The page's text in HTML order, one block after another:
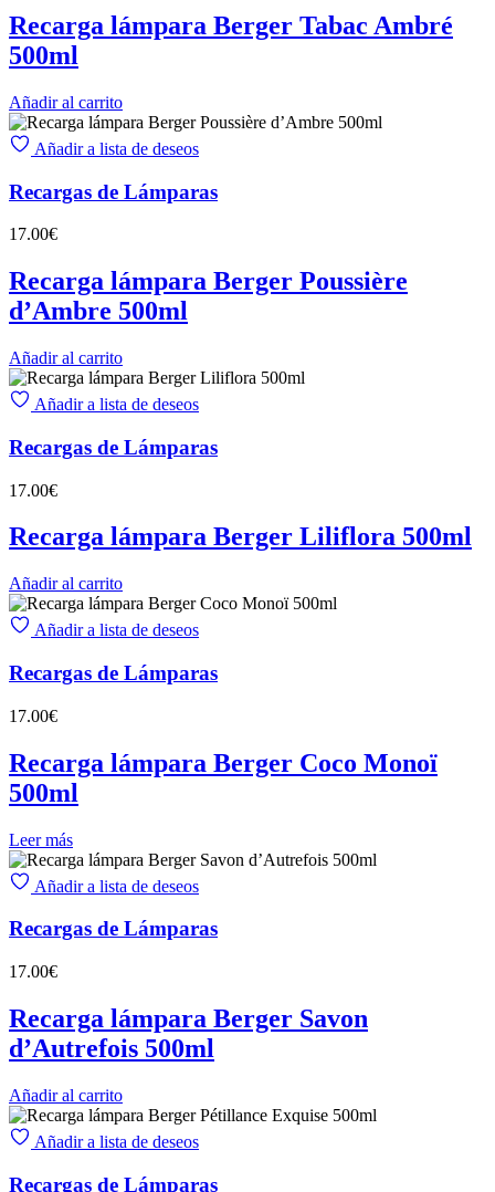
Recarga lámpara Berger Tabac Ambré
500ml
Añadir al carrito
Añadir a lista de deseos
Recargas de Lámparas
17.00€
Recarga lámpara Berger Poussière
d’Ambre 500ml
Añadir al carrito
Añadir a lista de deseos
Recargas de Lámparas
17.00€
Recarga lámpara Berger Liliflora 500ml
Añadir al carrito
Añadir a lista de deseos
Recargas de Lámparas
17.00€
Recarga lámpara Berger Coco Monoï
500ml
Leer más
Añadir a lista de deseos
Recargas de Lámparas
17.00€
Recarga lámpara Berger Savon
d’Autrefois 500ml
Añadir al carrito
Añadir a lista de deseos
Recargas de Lámparas